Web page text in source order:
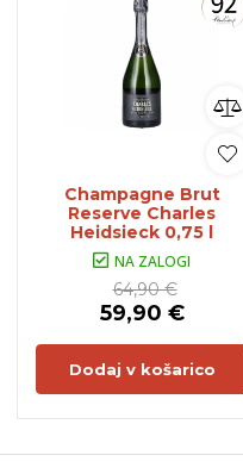
Champagne Brut
Reserve Charles
Heidsieck 0,75 l
NA ZALOGI
64,90 €
59,90 €
Dodaj v košarico